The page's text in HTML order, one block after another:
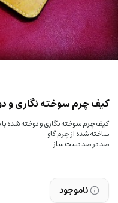
کیف چرم سوخته نگاری و
کیف چرم سوخته نگاری و دوخته شده
ساخته شده از چرم گاو
صد در صد دست ساز
ناموجود